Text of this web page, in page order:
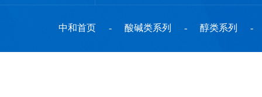
中和首页 - 酸碱类系列 - 醇类系列 -